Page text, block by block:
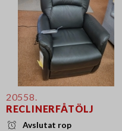
20558.
RECLINERFÅTÖLJ
Avslutat rop